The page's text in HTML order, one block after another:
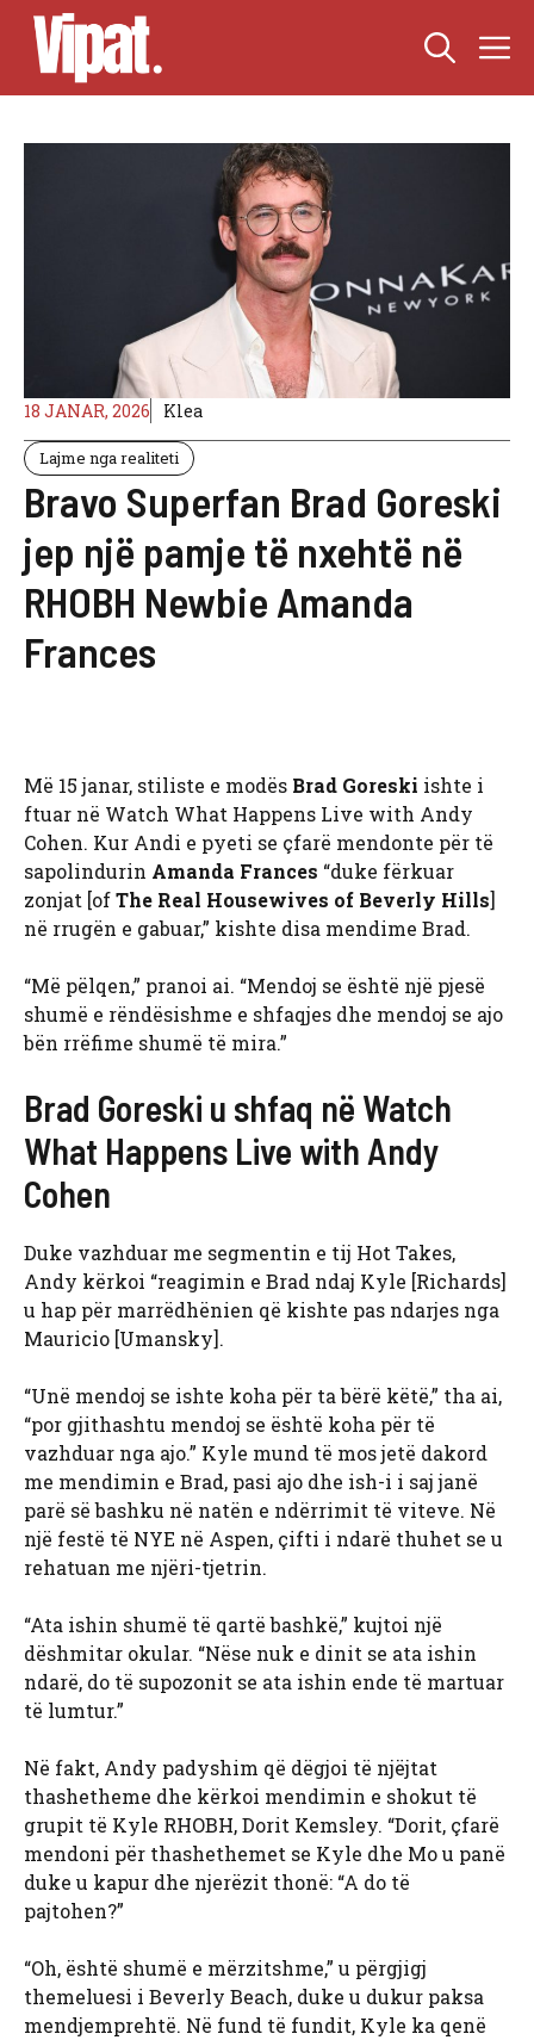
Skip
content
18 JANAR, 2026 Klea
Lajme nga realiteti
Bravo Superfan Brad Goreski
jep një pamje të nxehtë në
RHOBH Newbie Amanda
Frances
Më 15 janar, stiliste e modës Brad Goreski ishte i
ftuar në Watch What Happens Live with Andy
Cohen. Kur Andi e pyeti se çfarë mendonte për të
sapolindurin Amanda Frances “duke fërkuar
zonjat [ofThe Real Housewives of Beverly Hills]
në rrugën e gabuar,” kishte disa mendime Brad.
“Më pëlqen,” pranoi ai. “Mendoj se është një pjesë
shumë e rëndësishme e shfaqjes dhe mendoj se ajo
bën rrëfime shumë të mira.”
Brad Goreski u shfaq në Watch
What Happens Live with Andy
Cohen
Duke vazhduar me segmentin e tij Hot Takes,
Andy kërkoi “reagimin e Brad ndaj Kyle [Richards]
u hap për marrëdhënien që kishte pas ndarjes nga
Mauricio [Umansky].
“Unë mendoj se ishte koha për ta bërë këtë,” tha ai,
“por gjithashtu mendoj se është koha për të
vazhduar nga ajo.” Kyle mund të mos jetë dakord
me mendimin e Brad, pasi ajo dhe ish-i i saj janë
parë së bashku në natën e ndërrimit të viteve. Në
një festë të NYE në Aspen, çifti i ndarë thuhet se u
rehatuan me njëri-tjetrin.
“Ata ishin shumë të qartë bashkë,” kujtoi një
dëshmitar okular. “Nëse nuk e dinit se ata ishin
ndarë, do të supozonit se ata ishin ende të martuar
të lumtur.”
Në fakt, Andy padyshim që dëgjoi të njëjtat
thashetheme dhe kërkoi mendimin e shokut të
grupit të Kyle RHOBH, Dorit Kemsley. “Dorit, çfarë
mendoni për thashethemet se Kyle dhe Mo u panë
duke u kapur dhe njerëzit thonë: “A do të
pajtohen?”
“Oh, është shumë e mërzitshme,” u përgjigj
themeluesi i Beverly Beach, duke u dukur paksa
mendjemprehtë. Në fund të fundit, Kyle ka qenë